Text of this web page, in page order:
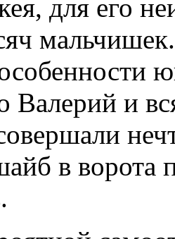
для его
Валерий и
в